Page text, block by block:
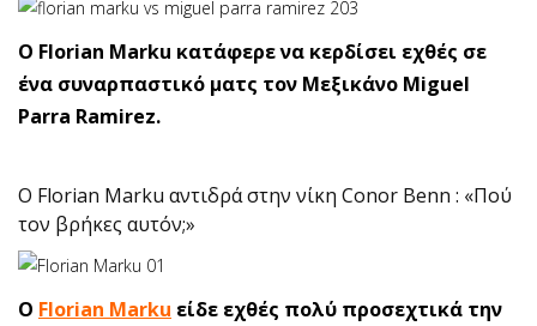
O Florian Marku κατάφερε να κερδίσει εχθές σε
ένα συναρπαστικό ματς τον Μεξικάνο Miguel
Parra Ramirez.
O Florian Marku αντιδρά στην νίκη Conor Benn : «Πού
τον βρήκες αυτόν;»
O Florian Marku είδε εχθές πολύ προσεχτικά την